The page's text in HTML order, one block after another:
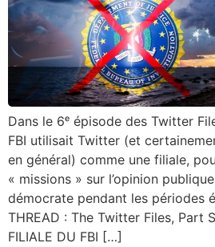
Dans le 6ᵉ épisode des Twitter
FBI utilisait Twitter (et
en général) comme une filiale,
« missions » sur l’opinion
démocrate pendant les périodes
THREAD : The Twitter Files, Part
FILIALE DU FBI […]